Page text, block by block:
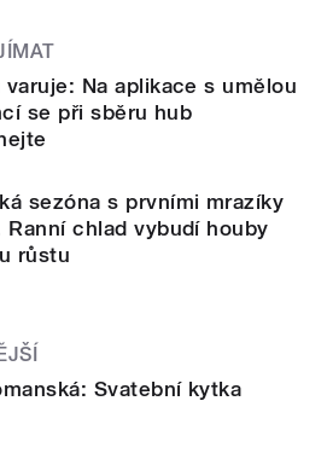
varuje: Na aplikace s umělou
se při sběru hub
sezóna s prvními mrazíky
Ranní chlad vybudí houby
růstu
Svatební kytka